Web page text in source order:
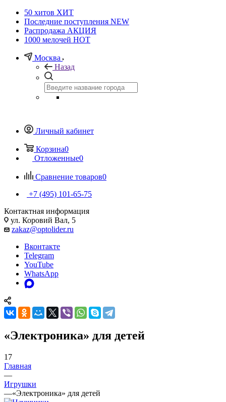
50 хитов ХИТ
Последние поступления NEW
Распродажа АКЦИЯ
1000 мелочей HOT
Москва
Назад
Личный кабинет
Корзина0
Отложенные0
Сравнение товаров0
+7 (495) 101-65-75
Контактная информация
ул. Коровий Вал, 5
zakaz@optolider.ru
Вконтакте
Telegram
YouTube
WhatsApp
«Электроника» для детей
17
Главная
—
Игрушки
—«Электроника» для детей